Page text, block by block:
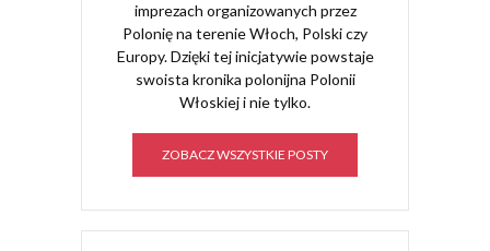
imprezach organizowanych przez
Polonię na terenie Włoch, Polski czy
Europy. Dzięki tej inicjatywie powstaje
swoista kronika polonijna Polonii
Włoskiej i nie tylko.
ZOBACZ WSZYSTKIE POSTY